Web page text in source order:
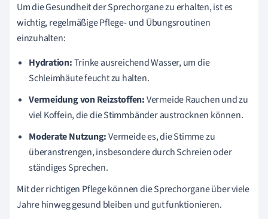
Um die Gesundheit der Sprechorgane zu erhalten, ist es
wichtig, regelmäßige Pflege- und Übungsroutinen
einzuhalten:
Hydration:Trinke ausreichend Wasser, um die
Schleimhäute feucht zu halten.
Vermeidung von Reizstoffen:Vermeide Rauchen und zu
viel Koffein, die die Stimmbänder austrocknen können.
Moderate Nutzung:Vermeide es, die Stimme zu
überanstrengen, insbesondere durch Schreien oder
ständiges Sprechen.
Mit der richtigen Pflege können die Sprechorgane über viele
Jahre hinweg gesund bleiben und gut funktionieren.